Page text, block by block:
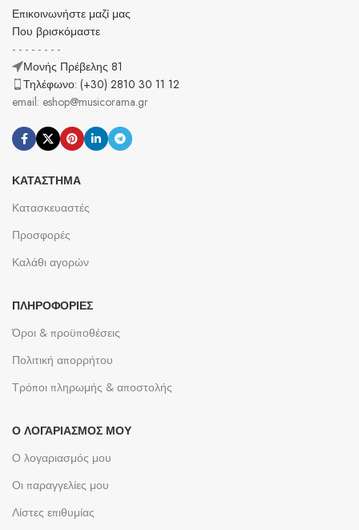
Επικοινωνήστε μαζί μας
Που βρισκόμαστε
- - - - - - - -
Μονής Πρέβελης 81
Τηλέφωνο: (+30) 2810 30 11 12
email: eshop@musicorama.gr
ΚΑΤΆΣΤΗΜΑ
Κατασκευαστές
Προσφορές
Καλάθι αγορών
ΠΛΗΡΟΦΟΡΊΕΣ
Όροι & προϋποθέσεις
Πολιτική απορρήτου
Τρόποι πληρωμής & αποστολής
Ο ΛΟΓΑΡΙΑΣΜΌΣ ΜΟΥ
Ο λογαριασμός μου
Οι παραγγελίες μου
Λίστες επιθυμίας